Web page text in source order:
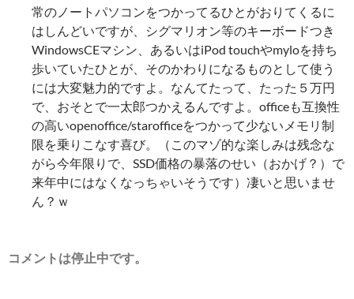
常のノートパソコンをつかってるひとがおりてくるに
はしんどいですが、シグマリオン等のキーボードつき
WindowsCEマシン、あるいはiPod touchやmyloを持ち
歩いていたひとが、そのかわりになるものとして使う
には大変魅力的ですよ。なんてたって、たった５万円
で、おそとで一太郎つかえるんですよ。officeも互換性
の高いopenoffice/starofficeをつかって少ないメモリ制
限を乗りこなす喜び。（このマゾ的な楽しみは残念な
がら今年限りで、SSD価格の暴落のせい（おかげ？）で
来年中にはなくなっちゃいそうです）凄いと思いませ
ん？ｗ
コメントは停止中です。